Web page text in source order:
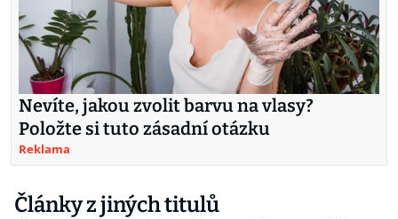
Nevíte, jakou zvolit barvu na vlasy?
Položte si tuto zásadní otázku
Reklama
Články z jiných titulů